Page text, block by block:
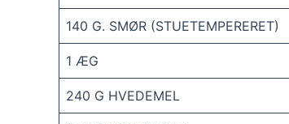
140 G. SMØR (STUETEMPERERET)
1 ÆG
240 G HVEDEMEL